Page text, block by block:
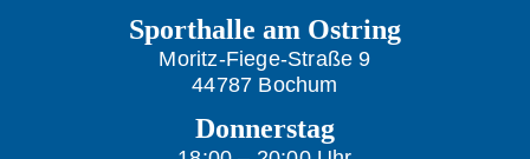
Sporthalle am Ostring
Moritz-Fiege-Straße 9
44787 Bochum
Donnerstag